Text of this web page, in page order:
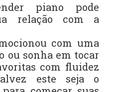
piano pode
relação com a
com uma
ou sonha em tocar
com fluidez
este seja o